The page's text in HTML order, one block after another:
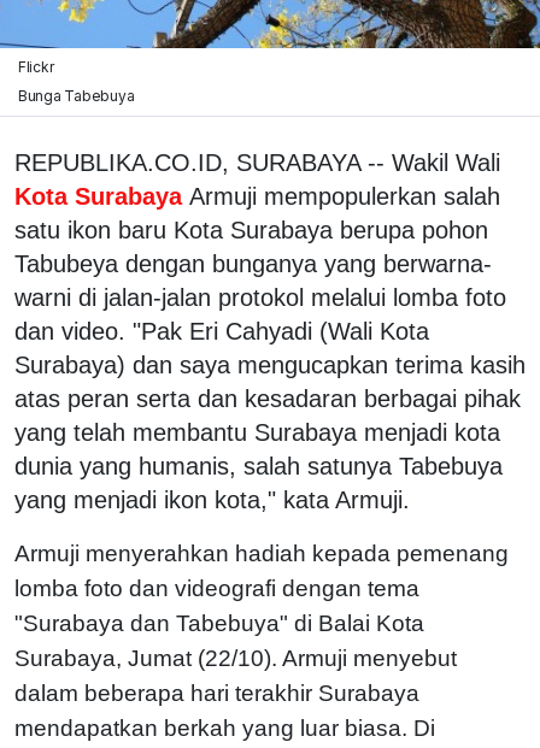
Flickr
Bunga Tabebuya
REPUBLIKA.CO.ID, SURABAYA -- Wakil Wali
Kota Surabaya Armuji mempopulerkan salah
satu ikon baru Kota Surabaya berupa pohon
Tabubeya dengan bunganya yang berwarna-
warni di jalan-jalan protokol melalui lomba foto
dan video. "Pak Eri Cahyadi (Wali Kota
Surabaya) dan saya mengucapkan terima kasih
atas peran serta dan kesadaran berbagai pihak
yang telah membantu Surabaya menjadi kota
dunia yang humanis, salah satunya Tabebuya
yang menjadi ikon kota," kata Armuji.
Armuji menyerahkan hadiah kepada pemenang
lomba foto dan videografi dengan tema
"Surabaya dan Tabebuya" di Balai Kota
Surabaya, Jumat (22/10). Armuji menyebut
dalam beberapa hari terakhir Surabaya
mendapatkan berkah yang luar biasa. Di